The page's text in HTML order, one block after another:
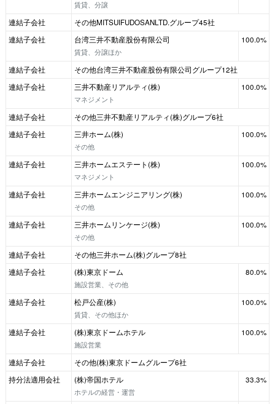
賃貸、分譲
連結子会社
その他MITSUIFUDOSANLTD.グループ45社
連結子会社
台湾三井不動産股份有限公司
賃貸、分譲ほか
100.0%
連結子会社
その他台湾三井不動産股份有限公司グループ12社
連結子会社
三井不動産リアルティ(株)
マネジメント
100.0%
連結子会社
その他三井不動産リアルティ(株)グループ6社
連結子会社
三井ホーム(株)
その他
100.0%
連結子会社
三井ホームエステート(株)
マネジメント
100.0%
連結子会社
三井ホームエンジニアリング(株)
その他
100.0%
連結子会社
三井ホームリンケージ(株)
その他
100.0%
連結子会社
その他三井ホーム(株)グループ8社
連結子会社
(株)東京ドーム
施設営業、その他
80.0%
連結子会社
松戸公産(株)
賃貸、その他ほか
100.0%
連結子会社
(株)東京ドームホテル
施設営業
100.0%
連結子会社
その他(株)東京ドームグループ6社
持分法適用会社
(株)帝国ホテル
ホテルの経営・運営
33.3%